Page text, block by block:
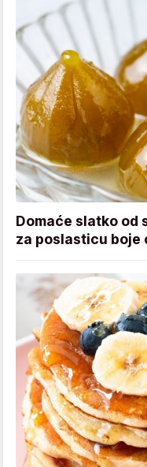
Domaće slatko od
za poslasticu boje